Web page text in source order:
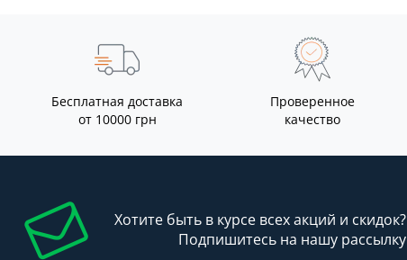
Бесплатная доставка
от 10000 грн
Проверенное
качество
Хотите быть в курсе всех акций и скидок?
Подпишитесь на нашу рассылку